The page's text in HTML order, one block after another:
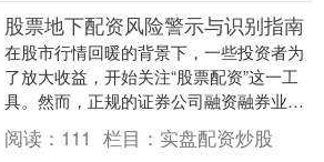
股票地下配资风险警示与识别指南
在股市行情回暖的背景下，一些投资者为
了放大收益，开始关注“股票配资”这一工
具。然而，正规的证券公司融资融券业务
门槛较高，这让不少“地下配资”平台有机
可乘。这类非....
阅读： 111 栏目： 实盘配资炒股